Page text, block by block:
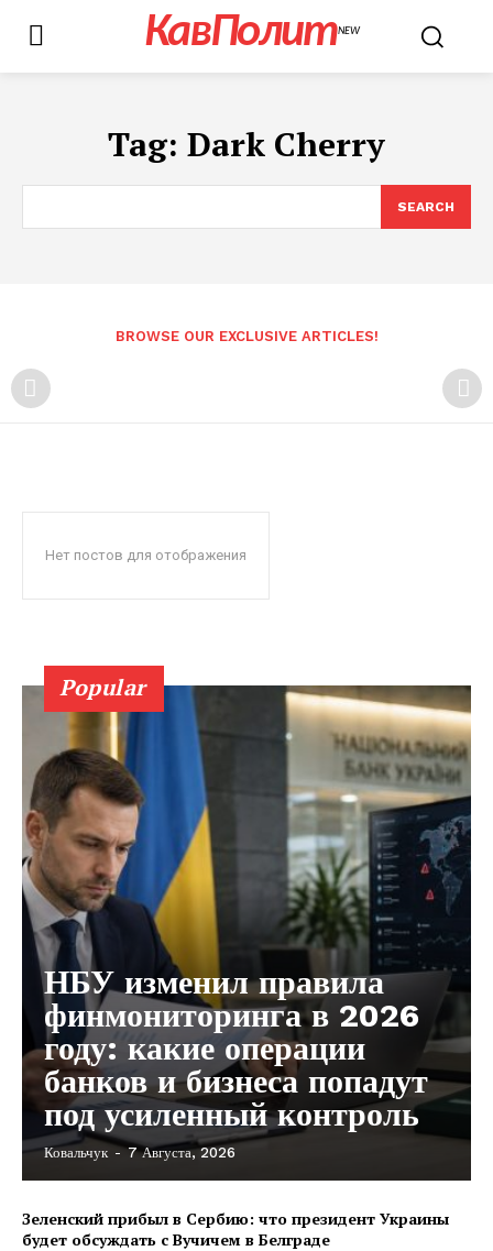
КавПолитNEW
Tag: Dark Cherry
SEARCH
BROWSE OUR EXCLUSIVE ARTICLES!
Нет постов для отображения
Popular
НБУ изменил правила
финмониторинга в 2026
году: какие операции
банков и бизнеса попадут
под усиленный контроль
Ковальчук - 7 Августа, 2026
Зеленский прибыл в Сербию: что президент Украины
будет обсуждать с Вучичем в Белграде